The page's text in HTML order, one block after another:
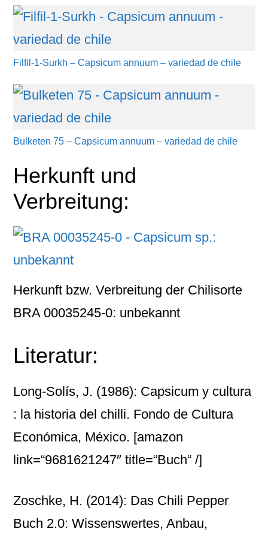
Filfil-1-Surkh – Capsicum annuum – variedad de chile
Bulketen 75 – Capsicum annuum – variedad de chile
Herkunft und
Verbreitung:
Herkunft bzw. Verbreitung der Chilisorte
BRA 00035245-0: unbekannt
Literatur:
Long-Solís, J. (1986): Capsicum y cultura
: la historia del chilli. Fondo de Cultura
Económica, México. [amazon
link=“9681621247″ title=“Buch“ /]
Zoschke, H. (2014): Das Chili Pepper
Buch 2.0: Wissenswertes, Anbau,